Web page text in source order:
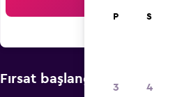
Fırsat başlangıç fiyatı
P S
3 4